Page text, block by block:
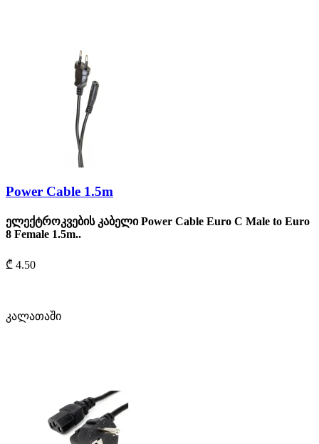
Power Cable 1.5m
ელექტროკვების კაბელი Power Cable Euro C Male to Euro
8 Female 1.5m..
₾ 4.50
კალათაში